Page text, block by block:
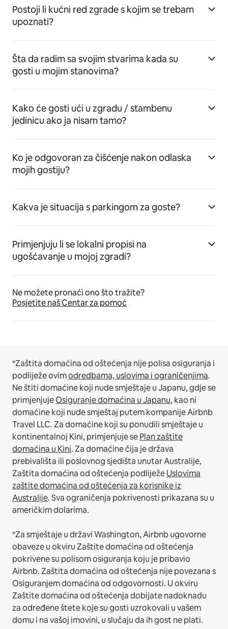
Postoji li kućni red zgrade s kojim se trebam
upoznati?
Šta da radim sa svojim stvarima kada su
gosti u mojim stanovima?
Kako će gosti ući u zgradu / stambenu
jedinicu ako ja nisam tamo?
Ko je odgovoran za čišćenje nakon odlaska
mojih gostiju?
Kakva je situacija s parkingom za goste?
Primjenjuju li se lokalni propisi na
ugošćavanje u mojoj zgradi?
Ne možete pronaći ono što tražite?
Posjetite naš Centar za pomoć
*Zaštita domaćina od oštećenja nije polisa osiguranja i
podliježe ovimodredbama, uslovima i ograničenjima.
Ne štiti domaćine koji nude smještaje u Japanu, gdje se
primjenjujeOsiguranje domaćina u Japanu, kao ni
domaćine koji nude smještaj putem kompanije Airbnb
Travel LLC.Za domaćine koji su ponudili smještaje u
kontinentalnoj Kini, primjenjuje sePlan zaštite
domaćina u Kini.Za domaćine čija je država
prebivališta ili poslovnog sjedišta unutar Australije,
Zaštita domaćina od oštećenja podliježeUslovima
zaštite domaćina od oštećenja za korisnike iz
Australije. Sva ograničenja pokrivenosti prikazana su u
američkim dolarima.
*Za smještaje u državi Washington, Airbnb ugovorne
obaveze u okviru Zaštite domaćina od oštećenja
pokrivene su polisom osiguranja koju je pribavio
Airbnb. Zaštita domaćina od oštećenja nije povezana s
Osiguranjem domaćina od odgovornosti. U okviru
Zaštite domaćina od oštećenja dobijate nadoknadu
za određene štete koje su gosti uzrokovali u vašem
domu i na vašoj imovini, u slučaju da ih gost ne plati.